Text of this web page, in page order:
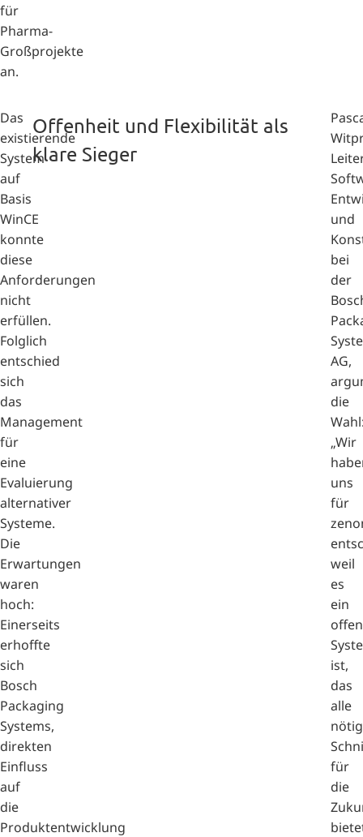
für
Pharma-
Großprojekte
an.
Das
existierende
System
auf
Basis
WinCE
konnte
diese
Anforderungen
nicht
erfüllen.
Folglich
entschied
sich
das
Management
für
eine
Evaluierung
alternativer
Systeme.
Die
Erwartungen
waren
hoch:
Einerseits
erhoffte
sich
Bosch
Packaging
Systems,
direkten
Einfluss
auf
die
Produktentwicklung
Offenheit und Flexibilität als
klare Sieger
und
bei
der
AG,
die
„Wir
uns
für
weil
es
ein
ist,
das
alle
für
die